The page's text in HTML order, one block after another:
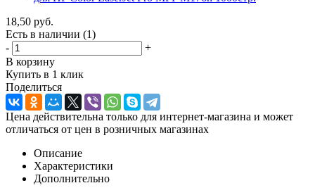
18,50 руб.
Есть в наличии (1)
-
+
В корзину
Купить в 1 клик
Поделиться
Цена действительна только для интернет-магазина и может
отличаться от цен в розничных магазинах
Описание
Характеристики
Дополнительно